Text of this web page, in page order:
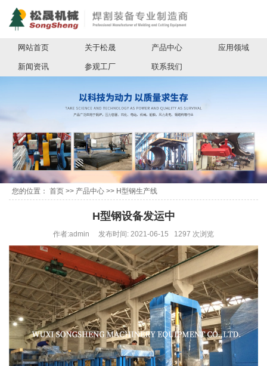
网站首页 关于松晟 产品中心 应用领域
新闻资讯 参观工厂 联系我们
您的位置： 首页 >> 产品中心 >> H型钢生产线
H型钢设备发运中
作者:admin 发布时间: 2021-06-15 1297 次浏览